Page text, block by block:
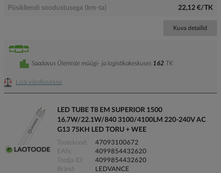
Püsikliendi soodustusega (km-ta) 22,12 €/TK
Kuva detailid
Lisa võrdlusesse
Saadavus Ülemiste müügi- ja logistikakeskuses 162 TK
LED TUBE T8 EM SUPERIOR 1500
16.7W/22.1W/840 3100/4100LM 220-240V AC
G13 75KH LED TORU + WEE
Tootekood
47093100672
EAN
4099854432620
Tootja ID
4099854432620
Bränd
LEDVANCE